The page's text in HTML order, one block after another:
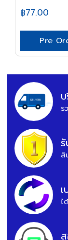
฿77.00
Pre
ร
สิ
ไ